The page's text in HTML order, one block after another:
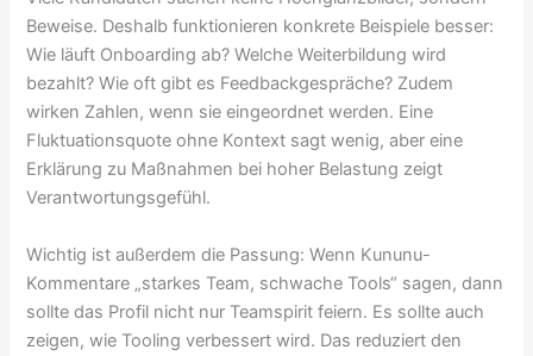
Beweise. Deshalb funktionieren konkrete Beispiele besser:
Wie läuft Onboarding ab? Welche Weiterbildung wird
bezahlt? Wie oft gibt es Feedbackgespräche? Zudem
wirken Zahlen, wenn sie eingeordnet werden. Eine
Fluktuationsquote ohne Kontext sagt wenig, aber eine
Erklärung zu Maßnahmen bei hoher Belastung zeigt
Verantwortungsgefühl.
Wichtig ist außerdem die Passung: Wenn Kununu-
Kommentare „starkes Team, schwache Tools“ sagen, dann
sollte das Profil nicht nur Teamspirit feiern. Es sollte auch
zeigen, wie Tooling verbessert wird. Das reduziert den